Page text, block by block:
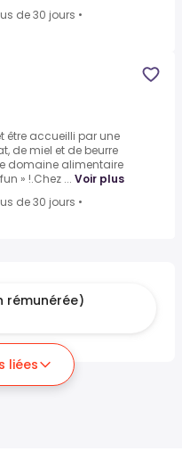
de 30 jours •
être accueilli par une
de miel et de beurre
domaine alimentaire
» !.Chez ... Voir plus
de 30 jours •
liées
rémunérée)